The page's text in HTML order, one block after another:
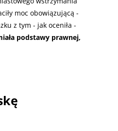
moc obowiązującą -
z tym - jak oceniła -
podstawy prawnej,